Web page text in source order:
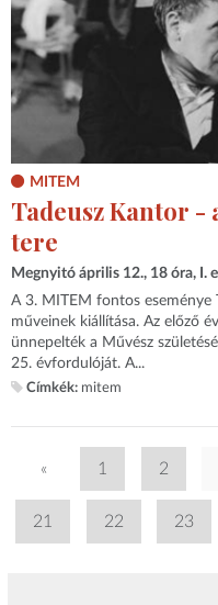
MITEM
Tadeusz Kantor -
tere
Megnyitó április 12., 18 óra, I.
A 3. MITEM fontos eseménye
műveinek kiállítása. Az előző
ünnepelték a Művész
25. évfordulóját. A...
Címkék: mitem
« 1 2
21 22 23